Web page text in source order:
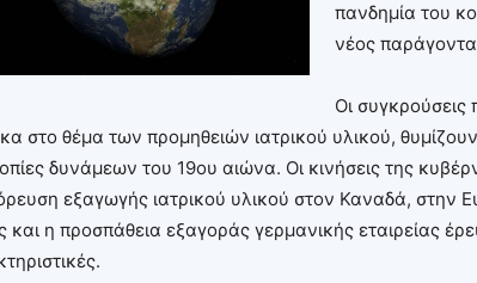
πανδημία του
νέος
Οι
στο θέμα των προμηθειών ιατρικού υλικού,
δυνάμεων του 19ου αιώνα. Οι κινήσεις της
εξαγωγής ιατρικού υλικού στον Καναδά, στην
και η προσπάθεια εξαγοράς γερμανικής εταιρείας